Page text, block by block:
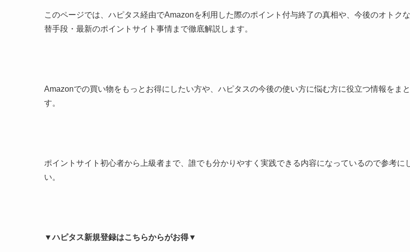
このページでは、ハピタス経由でAmazonを利用した際のポイント付与終了の真相や、今後のオトク
替手段・最新のポイントサイト事情まで徹底解説します。
Amazonでの買い物をもっとお得にしたい方や、ハピタスの今後の使い方に悩む方に役立つ情報をま
す。
ポイントサイト初心者から上級者まで、誰でも分かりやすく実践できる内容になっているので参考に
い。
▼ハピタス新規登録はこちらからがお得▼